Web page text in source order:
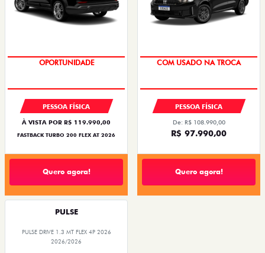
OPORTUNIDADE
PESSOA FÍSICA
À VISTA POR R$ 119.990,00
FASTBACK TURBO 200 FLEX AT 2026
Quero agora!
SUPER DESCONTO
PESSOA FÍSICA
De: R$ 108.990,00
R$ 97.990,00
Quero agora!
PULSE
PULSE DRIVE 1.3 MT FLEX 4P 2026
2026/2026